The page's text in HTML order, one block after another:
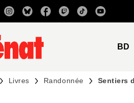
RECHERCHE CONTENU
BD
Livres Randonnée Sentiers